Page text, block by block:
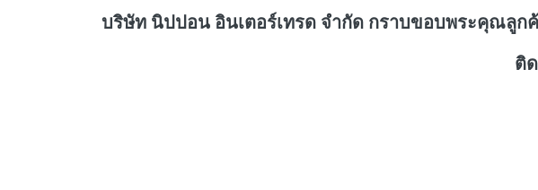
บริษัท นิปปอน อินเตอร์เทรด จำกัด กราบขอบพระคุณลู
ติ